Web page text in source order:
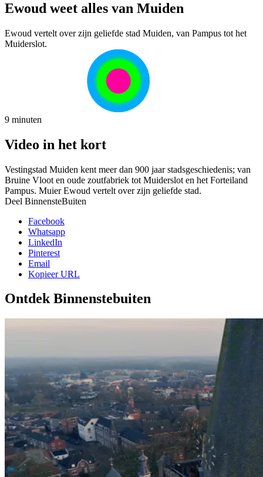
Ewoud weet alles van Muiden
Ewoud vertelt over zijn geliefde stad Muiden, van Pampus tot het
Muiderslot.
9 minuten
Video in het kort
Vestingstad Muiden kent meer dan 900 jaar stadsgeschiedenis; van
Bruine Vloot en oude zoutfabriek tot Muiderslot en het Forteiland
Pampus. Muier Ewoud vertelt over zijn geliefde stad.
Deel BinnensteBuiten
Facebook
Whatsapp
LinkedIn
Pinterest
Email
Kopieer URL
Ontdek Binnenstebuiten